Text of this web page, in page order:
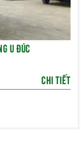
U ĐÚC
CHI TIẾT